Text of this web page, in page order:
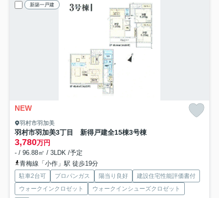
新築一戸建
NEW
羽村市羽加美
羽村市羽加美3丁目 新得戸建全15棟3号棟
3,780万円
- / 96.88㎡ / 3LDK /予定
青梅線「小作」駅 徒歩19分
駐車2台可 プロパンガス 陽当り良好
建設住宅性能評価書付
ウォークインクロゼット
ウォークインシューズクロゼット